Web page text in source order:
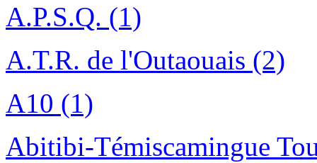
A.P.S.Q. (1)
A.T.R. de l'Outaouais (2)
A10 (1)
Abitibi-Témiscamingue